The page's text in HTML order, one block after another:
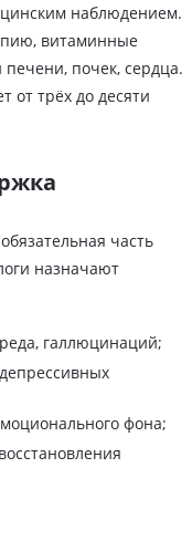
наблюдением.
витаминные
почек, сердца.
от трёх до десяти
часть
назначают
галлюцинаций;
фона;